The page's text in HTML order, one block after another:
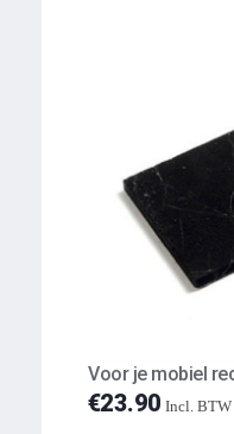
Voor je mobiel
€23.90 Incl. BTW